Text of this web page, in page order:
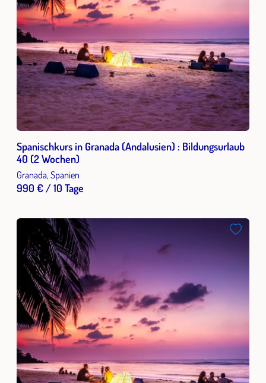
Spanischkurs in Granada (Andalusien) : Bildungsurlaub
40 (2 Wochen)
Granada, Spanien
990 € / 10 Tage